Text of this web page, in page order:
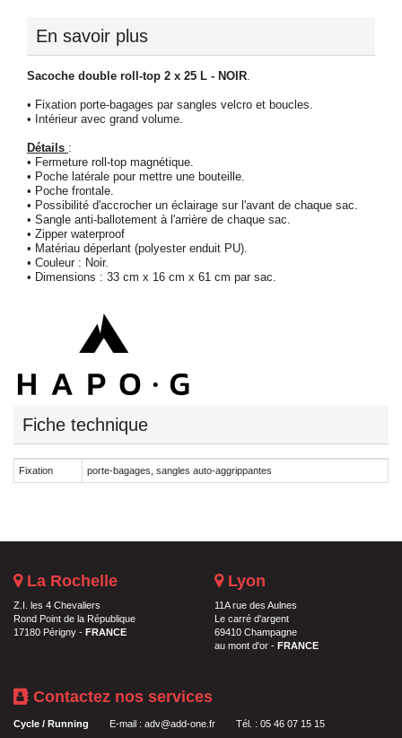
En savoir plus
Sacoche double roll-top 2 x 25 L - NOIR.
• Fixation porte-bagages par sangles velcro et boucles.
• Intérieur avec grand volume.
Détails :
• Fermeture roll-top magnétique.
• Poche latérale pour mettre une bouteille.
• Poche frontale.
• Possibilité d'accrocher un éclairage sur l'avant de chaque sac.
• Sangle anti-ballotement à l'arrière de chaque sac.
• Zipper waterproof
• Matériau déperlant (polyester enduit PU).
• Couleur : Noir.
• Dimensions : 33 cm x 16 cm x 61 cm par sac.
Fiche technique
Fixation porte-bagages, sangles auto-aggrippantes
La Rochelle
Z.I. les 4 Chevaliers
Rond Point de la République
17180 Périgny - FRANCE
Lyon
11A rue des Aulnes
Le carré d'argent
69410 Champagne
au mont d'or - FRANCE
Contactez nos services
Cycle / Running E-mail : adv@add-one.fr Tél. : 05 46 07 15 15